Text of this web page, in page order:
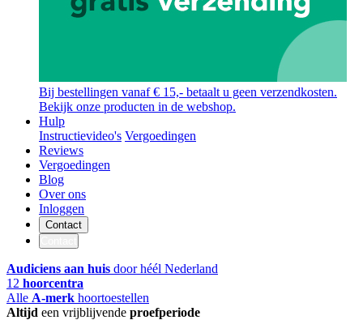
Bij bestellingen vanaf € 15,- betaalt u geen verzendkosten.
Bekijk onze producten in de webshop.
Hulp
Instructievideo's Vergoedingen
Reviews
Vergoedingen
Blog
Over ons
Inloggen
Contact
Audiciens aan huis door héél Nederland
12 hoorcentra
Alle A-merk hoortoestellen
Altijd een vrijblijvende proefperiode